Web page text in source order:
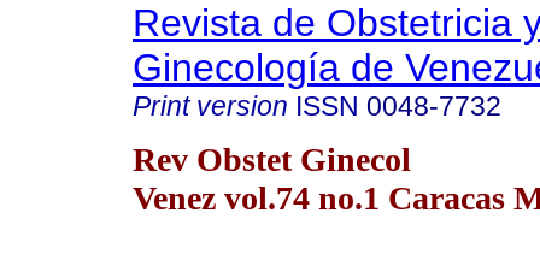
Revista de Obstetricia
Ginecología de
Print version ISSN 0048-7732
Rev Obstet Ginecol
Venez vol.74 no.1 Caracas